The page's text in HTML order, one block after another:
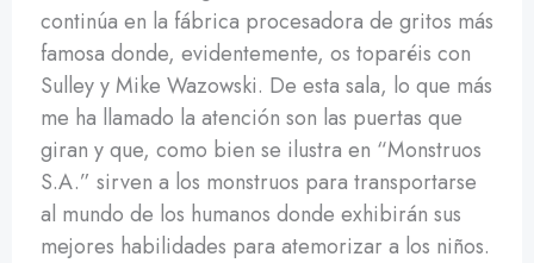
continúa en la fábrica procesadora de gritos más
famosa donde, evidentemente, os toparéis con
Sulley y Mike Wazowski. De esta sala, lo que más
me ha llamado la atención son las puertas que
giran y que, como bien se ilustra en “Monstruos
S.A.” sirven a los monstruos para transportarse
al mundo de los humanos donde exhibirán sus
mejores habilidades para atemorizar a los niños.